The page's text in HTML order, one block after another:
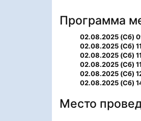
Программа
02.08.2025 (Сб)
02.08.2025 (Сб)
02.08.2025 (Сб)
02.08.2025 (Сб)
02.08.2025 (Сб)
02.08.2025 (Сб)
Место